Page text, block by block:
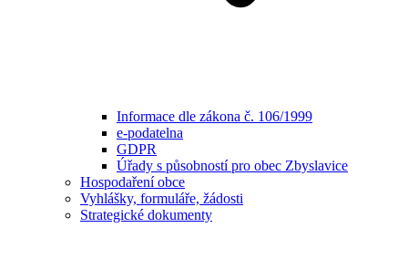
Informace dle zákona č. 106/1999
e-podatelna
GDPR
Úřady s působností pro obec Zbyslavice
Hospodaření obce
Vyhlášky, formuláře, žádosti
Strategické dokumenty